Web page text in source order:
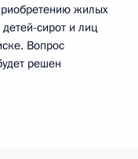
жилых
сирот и лиц
Вопрос
решен